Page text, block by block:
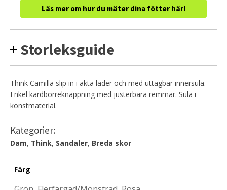
Läs mer om hur du mäter dina fötter här!
Storleksguide
Think Camilla slip in i äkta läder och med uttagbar innersula.
Enkel kardborreknäppning med justerbara remmar. Sula i
konstmaterial.
Kategorier:
Dam, Think, Sandaler, Breda skor
Färg